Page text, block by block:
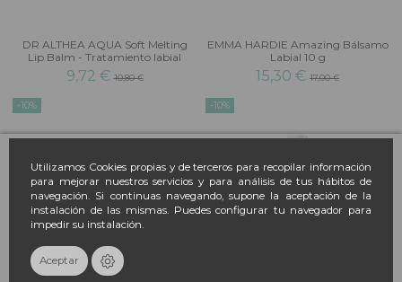
Utilizamos Cookies propias y de terceros para recopilar información
para mejorar nuestros servicios y para análisis de tus hábitos de
navegación. Si continuas navegando, supone la aceptación de la
instalación de las mismas. Puedes configurar tu navegador para
impedir su instalación.
Aceptar
DR ALTHEA AQUA Soft Melting
Lip Balm - Tratamiento labial
9,72 €10,80 €
EMMA HARDIE Amazing Bálsamo
Labial 10 g
15,30 € 17,00 €
-10% -10%